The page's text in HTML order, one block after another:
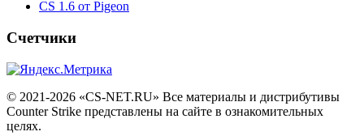
CS 1.6 от Pigeon
Счетчики
© 2021-2026 «CS-NET.RU» Все материалы и дистрибутивы
Counter Strike представлены на сайте в ознакомительных
целях.